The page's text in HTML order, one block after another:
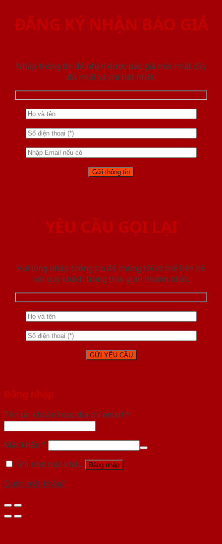
ĐĂNG KÝ NHẬN BÁO GIÁ
Nhập thông tin để nhận được báo giá mới nhât đầy
đủ nhất và chi tiết nhất.
YÊU CẦU GỌI LẠI
Vui lòng nhập thông tin để chúng tôi có thể liên hệ
với quý khách trong thời gian nhanh nhất.
Đăng nhập
Tên tài khoản hoặc địa chỉ email *
Mật khẩu *
Ghi nhớ mật khẩu
Đăng nhập
Quên mật khẩu?